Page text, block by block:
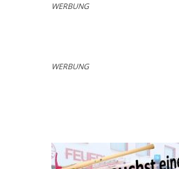
WERBUNG
WERBUNG